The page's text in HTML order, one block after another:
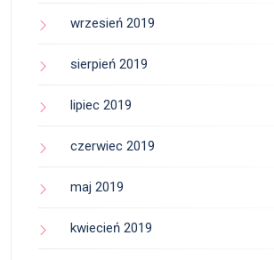
wrzesień 2019
sierpień 2019
lipiec 2019
czerwiec 2019
maj 2019
kwiecień 2019